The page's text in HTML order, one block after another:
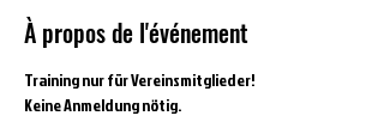
À propos de l'événement
Training nur für Vereinsmitglieder!
Keine Anmeldung nötig.